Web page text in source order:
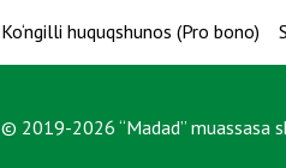
Ko‘ngilli huquqshunos (Pro bono)
© 2019-2026 “Madad”